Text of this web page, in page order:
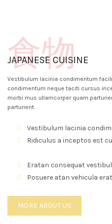
食物
JAPANESE CUISINE
Vestibulum lacinia condimentum
condimentum neque taciti cursus
morbi mus ullamcorper quam
parturient.
Vestibulum lacinia
Ridiculus a inceptos est
Eratan consequat
Posuere atan vehicula
MORE ABOUT US